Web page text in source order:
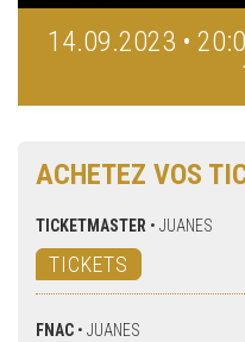
14.09.2023 •
ACHETEZ VOS
TICKETMASTER • JUANES
TICKETS
FNAC • JUANES